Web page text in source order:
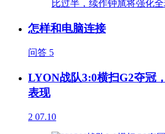
怎样和电脑连接
问答 5
LYON战队3:0横扫G2夺冠
表现
2 07.10